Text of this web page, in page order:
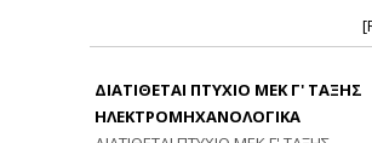
ΔΙΑΤΙΘΕΤΑΙ ΠΤΥΧΙΟ ΜΕΚ Γ' ΤΑΞΗΣ
ΗΛΕΚΤΡΟΜΗΧΑΝΟΛΟΓΙΚΑ